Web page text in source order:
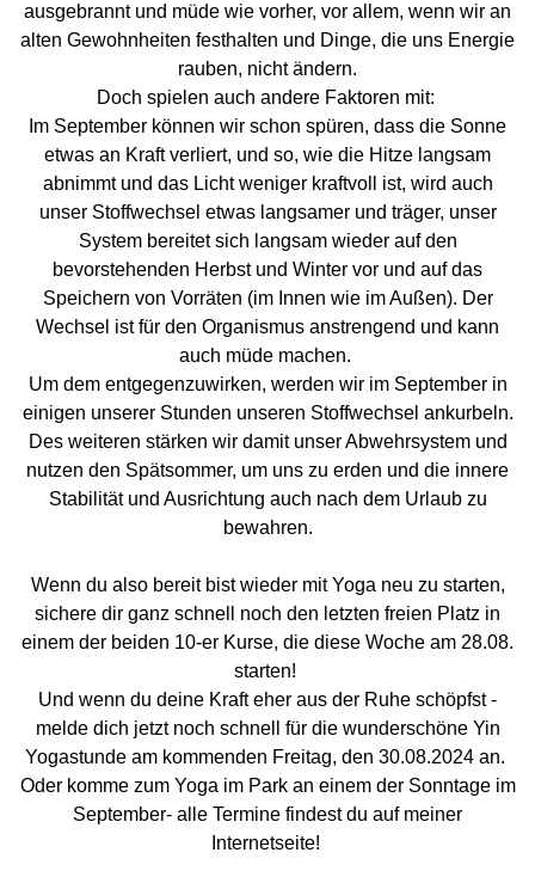
ausgebrannt und müde wie vorher, vor allem, wenn wir an
alten Gewohnheiten festhalten und Dinge, die uns Energie
rauben, nicht ändern.
Doch spielen auch andere Faktoren mit:
Im September können wir schon spüren, dass die Sonne
etwas an Kraft verliert, und so, wie die Hitze langsam
abnimmt und das Licht weniger kraftvoll ist, wird auch
unser Stoffwechsel etwas langsamer und träger, unser
System bereitet sich langsam wieder auf den
bevorstehenden Herbst und Winter vor und auf das
Speichern von Vorräten (im Innen wie im Außen). Der
Wechsel ist für den Organismus anstrengend und kann
auch müde machen.
Um dem entgegenzuwirken, werden wir im September in
einigen unserer Stunden unseren Stoffwechsel ankurbeln.
Des weiteren stärken wir damit unser Abwehrsystem und
nutzen den Spätsommer, um uns zu erden und die innere
Stabilität und Ausrichtung auch nach dem Urlaub zu
bewahren.
Wenn du also bereit bist wieder mit Yoga neu zu starten,
sichere dir ganz schnell noch den letzten freien Platz in
einem der beiden 10-er Kurse, die diese Woche am 28.08.
starten!
Und wenn du deine Kraft eher aus der Ruhe schöpfst -
melde dich jetzt noch schnell für die wunderschöne Yin
Yogastunde am kommenden Freitag, den 30.08.2024 an.
Oder komme zum Yoga im Park an einem der Sonntage im
September- alle Termine findest du auf meiner
Internetseite!